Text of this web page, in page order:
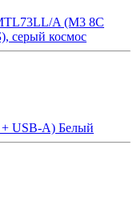
A (M3 8C
серый космос
+ USB-A) Белый